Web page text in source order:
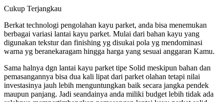
Cukup Terjangkau
Berkat technologi pengolahan kayu parket, anda bisa menemukan
berbagai variasi lantai kayu parket. Mulai dari bahan kayu yang
digunakan tekstur dan finishing yg disukai pola yg mendominasi
warna yg beranekaragam hingga harga yang sesuai anggaran Kamu.
Sama halnya dgn lantai kayu parket tipe Solid meskipun bahan dan
pemasangannya bisa dua kali lipat dari parket olahan tetapi nilai
investasinya jauh lebih menguntungkan baik secara jangka pendek
maupun panjang. Jadi seandainya anda miliki budget lebih tidak ada